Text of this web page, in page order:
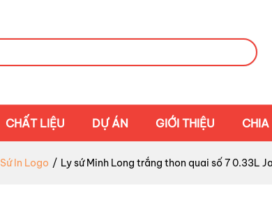
CHẤT LIỆU DỰ ÁN GIỚI THIỆU CHIA
In Logo / Ly sứ Minh Long trắng thon quai số 7 0.33L